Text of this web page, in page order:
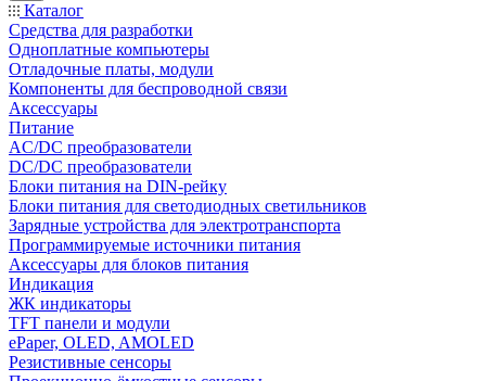
Каталог
Средства для разработки
Одноплатные компьютеры
Отладочные платы, модули
Компоненты для беспроводной связи
Аксессуары
Питание
AC/DC преобразователи
DC/DC преобразователи
Блоки питания на DIN-рейку
Блоки питания для светодиодных светильников
Зарядные устройства для электротранспорта
Программируемые источники питания
Аксессуары для блоков питания
Индикация
ЖК индикаторы
TFT панели и модули
ePaper, OLED, AMOLED
Резистивные сенсоры